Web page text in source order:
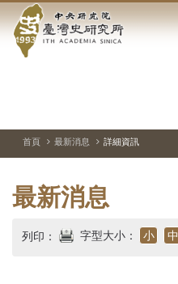
到中
央
院-
灣
史
首頁 最新消息 詳細資訊
最新消息
列印： 字型大小： 小 中